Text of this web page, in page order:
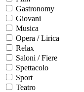
Gastronomy
Giovani
Musica
Opera / Lirica
Relax
Saloni / Fiere
Spettacolo
Sport
Teatro